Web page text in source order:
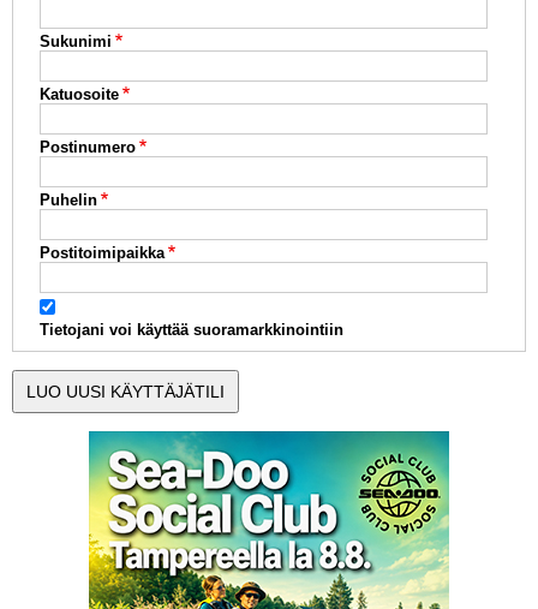
Sukunimi
Katuosoite
Postinumero
Puhelin
Postitoimipaikka
Tietojani voi käyttää suoramarkkinointiin